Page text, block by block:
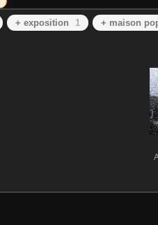
+ exposition 1 + maison